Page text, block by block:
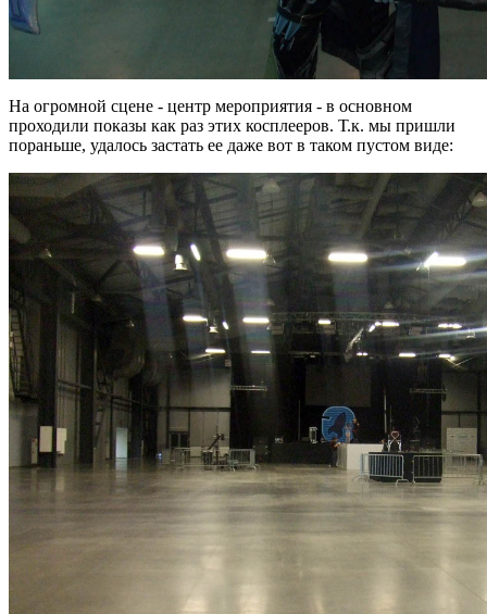
На огромной сцене - центр мероприятия - в основном
проходили показы как раз этих косплееров. Т.к. мы пришли
пораньше, удалось застать ее даже вот в таком пустом виде: